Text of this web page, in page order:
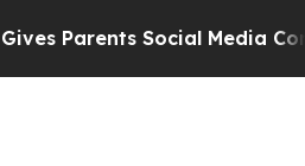
Social Media Controls for